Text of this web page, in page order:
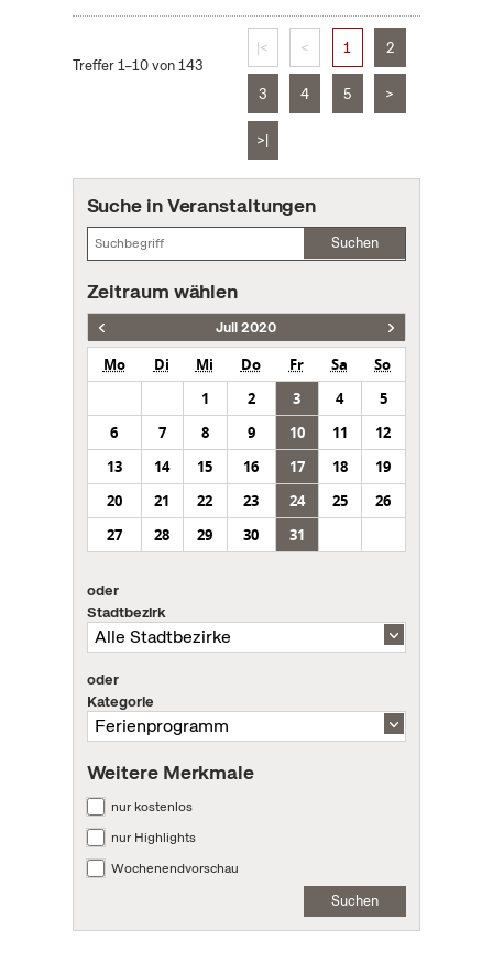
Treffer 1–10 von 143
|< < 1 2
3 4 5 >
>|
Suche in Veranstaltungen
Suchen
Zeitraum wählen
Juli 2020
Mo Di Mi Do Fr Sa
So
1
2 3 4
5
6
7 8 9 10 11
12
13
14 15 16 17 18
19
20
21 22 23 24 25
26
27
28 29 30 31
oder
Stadtbezirk
oder
Kategorie
Weitere Merkmale
nur kostenlos
nur Highlights
Wochenendvorschau
Suchen